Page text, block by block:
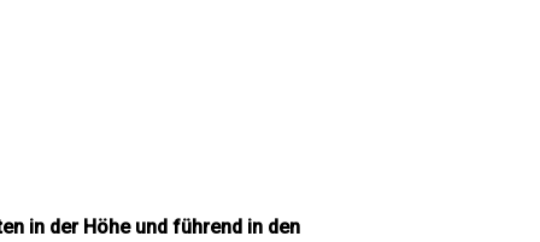
in der Höhe und führend in den